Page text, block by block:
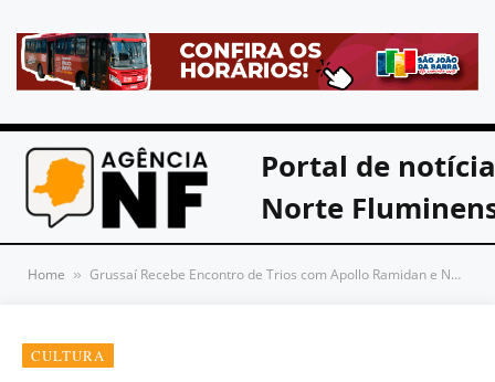
Portal de
Norte
Home » Grussaí Recebe Encontro de Trios com Apollo Ramidan e Nelson Príncipe Negro Neste Sábado
CULTURA